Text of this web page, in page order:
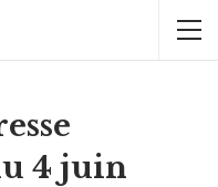
4 juin